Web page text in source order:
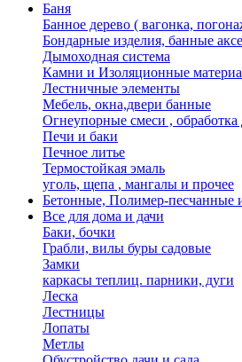
Баня
Банное дерево ( вагонка,
Бондарные изделия, банные
Дымоходная система
Камни и Изоляционные
Лестничные элементы
Мебель, окна,двери банные
Огнеупорные смеси , обработка
Печи и баки
Печное литье
Термостойкая эмаль
уголь, щепа , мангалы и прочее
Бетонные, Полимер-песчанные
Все для дома и дачи
Баки, бочки
Грабли, вилы буры садовые
Замки
каркасы теплиц. парники, дуги
Леска
Лестницы
Лопаты
Метлы